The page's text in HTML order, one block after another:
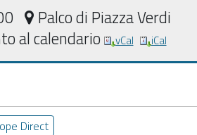
Palco di Piazza Verdi
al calendario
vCal iCal
Direct